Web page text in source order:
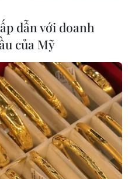
dẫn với doanh
của Mỹ